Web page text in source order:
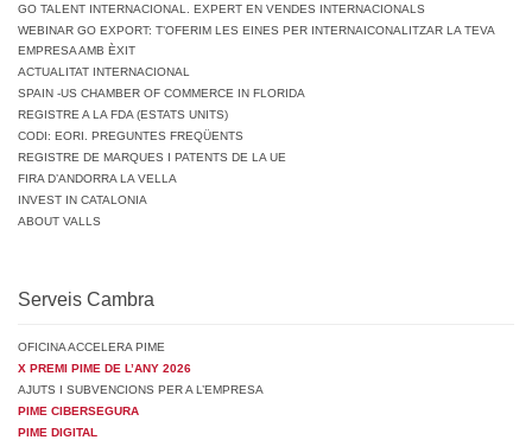
GO TALENT INTERNACIONAL. EXPERT EN VENDES INTERNACIONALS
WEBINAR GO EXPORT: T’OFERIM LES EINES PER INTERNAICONALITZAR LA TEVA
EMPRESA AMB ÈXIT
ACTUALITAT INTERNACIONAL
SPAIN -US CHAMBER OF COMMERCE IN FLORIDA
REGISTRE A LA FDA (ESTATS UNITS)
CODI: EORI. PREGUNTES FREQÜENTS
REGISTRE DE MARQUES I PATENTS DE LA UE
FIRA D’ANDORRA LA VELLA
INVEST IN CATALONIA
ABOUT VALLS
Serveis Cambra
OFICINA ACCELERA PIME
X PREMI PIME DE L’ANY 2026
AJUTS I SUBVENCIONS PER A L’EMPRESA
PIME CIBERSEGURA
PIME DIGITAL